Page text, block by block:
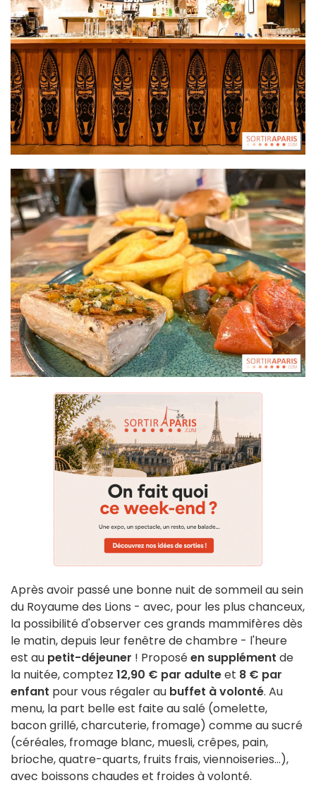
Après avoir passé une bonne nuit de sommeil au sein
du Royaume des Lions - avec, pour les plus chanceux,
la possibilité d'observer ces grands mammifères dès
le matin, depuis leur fenêtre de chambre - l'heure
est au petit-déjeuner ! Proposéen supplément de
la nuitée, comptez 12,90 € par adulteet 8 € par
enfant pour vous régaler au buffet à volonté. Au
menu, la part belle est faite au salé (omelette,
bacon grillé, charcuterie, fromage) comme au sucré
(céréales, fromage blanc, muesli, crêpes, pain,
brioche, quatre-quarts, fruits frais, viennoiseries...),
avec boissons chaudes et froides à volonté.